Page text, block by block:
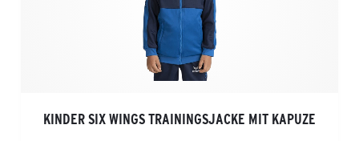
KINDER SIX WINGS TRAININGSJACKE MIT KAPUZE